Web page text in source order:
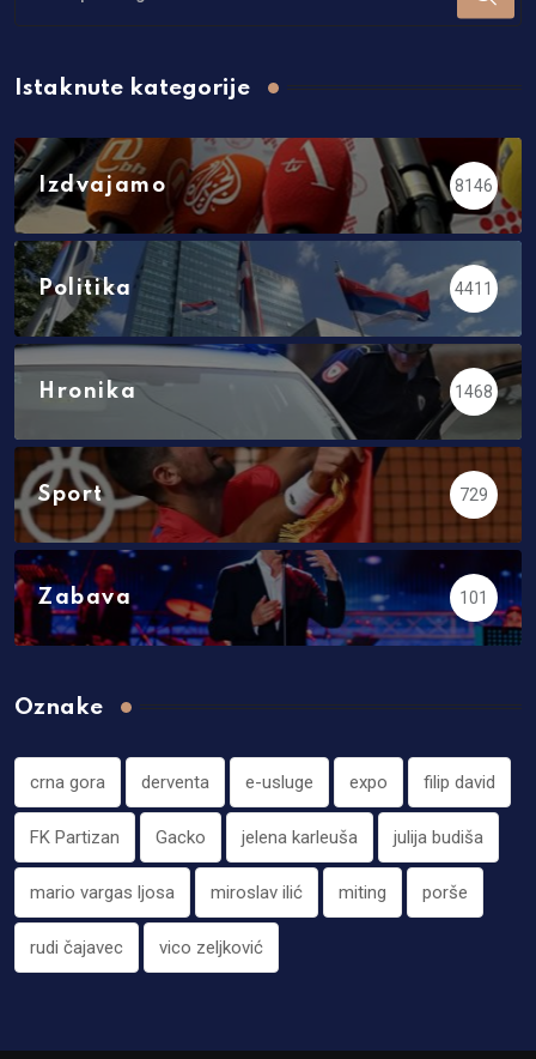
Istaknute kategorije
Izdvajamo 8146
Politika 4411
Hronika 1468
Sport 729
Zabava 101
Oznake
crna gora derventa e-usluge expo filip david
FK Partizan Gacko jelena karleuša julija budiša
mario vargas ljosa miroslav ilić miting porše
rudi čajavec vico zeljković